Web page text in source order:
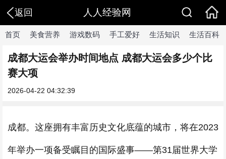
返回 人人经验网
首页 美食营养 游戏数码 手工爱好 生活知识 生活百科
成都大运会举办时间地点 成都大运会多少个比
赛大项
2026-04-22 04:32:39
成都。这座拥有丰富历史文化底蕴的城市，将在2023
年举办一项备受瞩目的国际盛事——第31届世界大学